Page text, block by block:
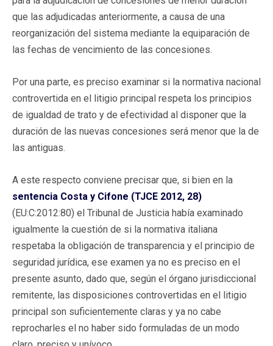
que las adjudicadas anteriormente, a causa de una
reorganización del sistema mediante la equiparación de
las fechas de vencimiento de las concesiones.
Por una parte, es preciso examinar si la normativa nacional
controvertida en el litigio principal respeta los principios
de igualdad de trato y de efectividad al disponer que la
duración de las nuevas concesiones será menor que la de
las antiguas.
A este respecto conviene precisar que, si bien en la
sentencia Costa y Cifone (TJCE 2012, 28)
(EU:C:2012:80) el Tribunal de Justicia había examinado
igualmente la cuestión de si la normativa italiana
respetaba la obligación de transparencia y el principio de
seguridad jurídica, ese examen ya no es preciso en el
presente asunto, dado que, según el órgano jurisdiccional
remitente, las disposiciones controvertidas en el litigio
principal son suficientemente claras y ya no cabe
reprocharles el no haber sido formuladas de un modo